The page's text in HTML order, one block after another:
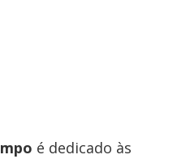
é dedicado às